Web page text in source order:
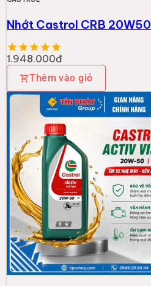
CASTROL
Castrol Activ VISTRA